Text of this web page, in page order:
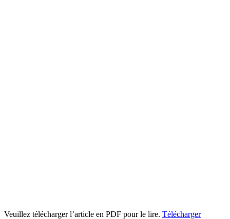
Veuillez télécharger l’article en PDF pour le lire. Télécharger